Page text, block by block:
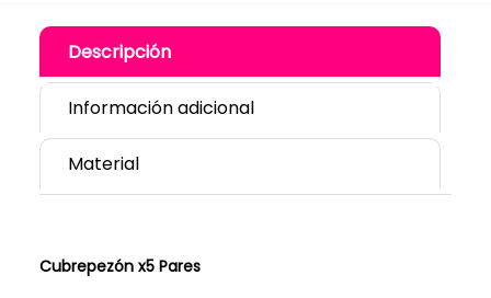
Descripción
Información adicional
Material
Cubrepezón x5 Pares